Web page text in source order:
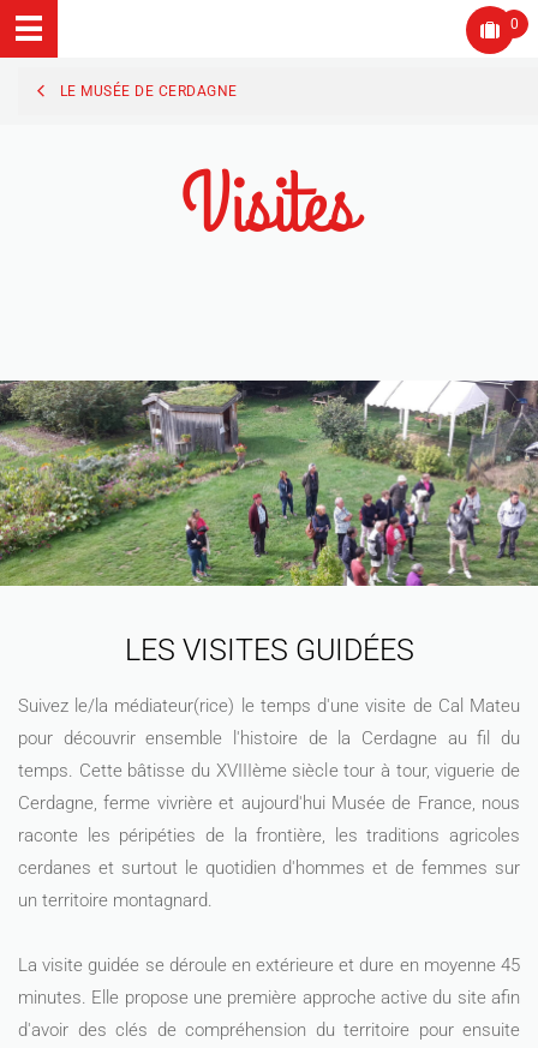
0
LE MUSÉE DE CERDAGNE
Visites
LES VISITES GUIDÉES
Suivez le/la médiateur(rice) le temps d'une visite de Cal Mateu
pour découvrir ensemble l'histoire de la Cerdagne au fil du
temps. Cette bâtisse du XVIIIème siècle tour à tour, viguerie de
Cerdagne, ferme vivrière et aujourd'hui Musée de France, nous
raconte les péripéties de la frontière, les traditions agricoles
cerdanes et surtout le quotidien d'hommes et de femmes sur
un territoire montagnard.
La visite guidée se déroule en extérieure et dure en moyenne 45
minutes. Elle propose une première approche active du site afin
d'avoir des clés de compréhension du territoire pour ensuite